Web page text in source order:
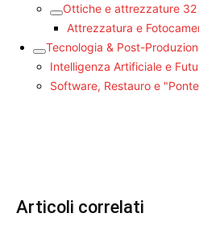
Ottiche e attrezzature 32
Attrezzatura e
Tecnologia & Post-
Intelligenza Artificiale e
Software, Restauro e
Articoli correlati